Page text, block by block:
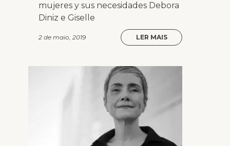
mujeres y sus necesidades Debora
Diniz e Giselle
2 de maio, 2019 LER MAIS